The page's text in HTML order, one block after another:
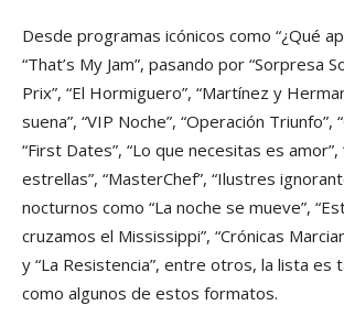
Desde programas icónicos como “¿Qué
“That’s My Jam”, pasando por “Sorpresa
Prix”, “El Hormiguero”, “Martínez y
suena”, “VIP Noche”, “Operación Triunfo”,
“First Dates”, “Lo que necesitas es amor”,
estrellas”, “MasterChef”, “Ilustres
nocturnos como “La noche se mueve”,
cruzamos el Mississippi”, “Crónicas
y “La Resistencia”, entre otros, la lista es
como algunos de estos formatos.